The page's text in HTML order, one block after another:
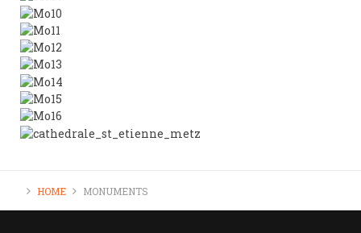
HOME MONUMENTS